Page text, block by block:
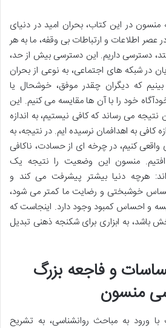
در این کتاب، بحران امید در دنیای
اطلاعات و ارتباطات بی وقفه، ما به هر
دسترسی داریم. این دسترسی بیش از حد،
در شبکه های اجتماعی، به نوعی از بحران
که دیگران چقدر موفق، خوشحال یا
خود را با آن ها مقایسه می کنیم. این
نتیجه می رساند که کافی نیستیم، به اندازه
کافی به اهدافمان نرسیده ایم. در نتیجه، به
کنیم، در چرخه ای از حسادت، ناکافی
منسون این وضعیت را نتیجه یک
هرچه دنیا بیشتر پیشرفت می کند و
خوشبختی و رضایت ما کمتر می شود،
و احساس کمبود وجود دارد. اینجاست که
باشد، به ابزاری برای شکنجه ذهنی تبدیل
و فاجعه بزرگ
منسون
ورود به مباحث روانشناسی، به تشریح